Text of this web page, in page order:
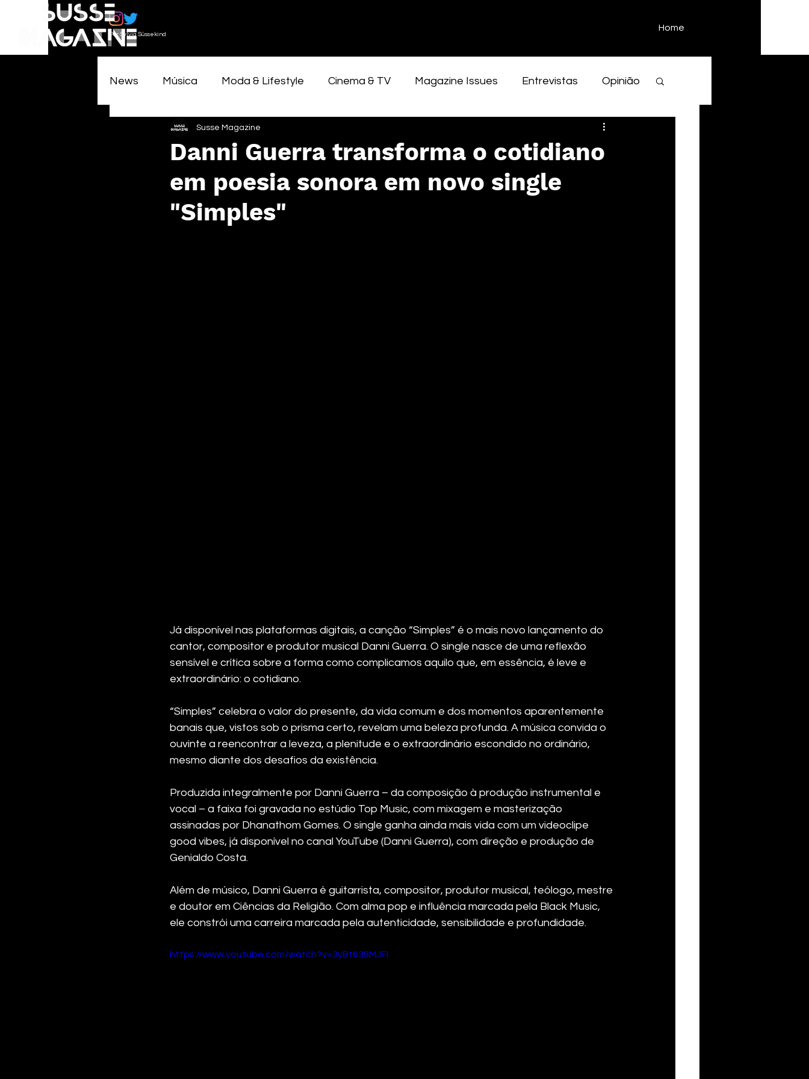
Por Sylvia Süssekind
Home
News Música Moda & Lifestyle Cinema & TV Magazine Issues Entrevistas Opinião
Danni Guerra transforma o cotidiano
em poesia sonora em novo single
"Simples"
Susse Magazine
Já disponível nas plataformas digitais, a canção “Simples” é o mais novo lançamento do
cantor, compositor e produtor musical Danni Guerra. O single nasce de uma reflexão
sensível e crítica sobre a forma como complicamos aquilo que, em essência, é leve e
extraordinário: o cotidiano.
“Simples” celebra o valor do presente, da vida comum e dos momentos aparentemente
banais que, vistos sob o prisma certo, revelam uma beleza profunda. A música convida o
ouvinte a reencontrar a leveza, a plenitude e o extraordinário escondido no ordinário,
mesmo diante dos desafios da existência.
Produzida integralmente por Danni Guerra – da composição à produção instrumental e
vocal – a faixa foi gravada no estúdio Top Music, com mixagem e masterização
assinadas por Dhanathom Gomes. O single ganha ainda mais vida com um videoclipe
good vibes, já disponível no canal YouTube (Danni Guerra), com direção e produção de
Genialdo Costa.
Além de músico, Danni Guerra é guitarrista, compositor, produtor musical, teólogo, mestre
e doutor em Ciências da Religião. Com alma pop e influência marcada pela Black Music,
ele constrói uma carreira marcada pela autenticidade, sensibilidade e profundidade.
https://www.youtube.com/watch?v=3yBt638MJFI